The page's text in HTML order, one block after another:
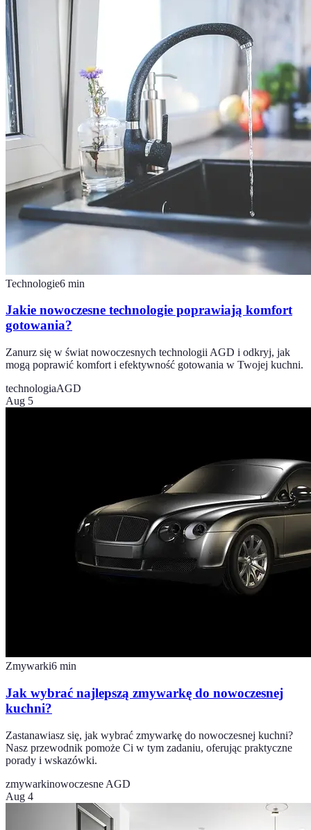
Technologie6 min
Jakie nowoczesne technologie poprawiają komfort
gotowania?
Zanurz się w świat nowoczesnych technologii AGD i odkryj, jak
mogą poprawić komfort i efektywność gotowania w Twojej kuchni.
technologiaAGD
Aug 5
Zmywarki6 min
Jak wybrać najlepszą zmywarkę do nowoczesnej
kuchni?
Zastanawiasz się, jak wybrać zmywarkę do nowoczesnej kuchni?
Nasz przewodnik pomoże Ci w tym zadaniu, oferując praktyczne
porady i wskazówki.
zmywarkinowoczesne AGD
Aug 4